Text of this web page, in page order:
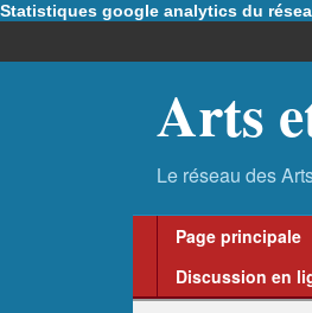
Statistiques google analytics du
Arts
Page principale
Discussion en